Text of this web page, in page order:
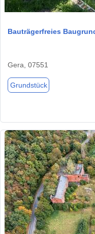
Bauträgerfreies
Gera, 07551
Grundstück